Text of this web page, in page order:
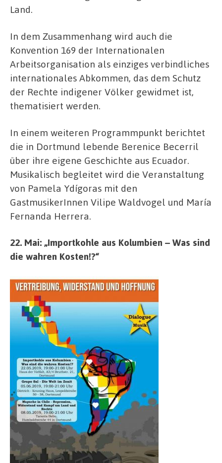
Land.
In dem Zusammenhang wird auch die
Konvention 169 der Internationalen
Arbeitsorganisation als einziges verbindliches
internationales Abkommen, das dem Schutz
der Rechte indigener Völker gewidmet ist,
thematisiert werden.
In einem weiteren Programmpunkt berichtet
die in Dortmund lebende Berenice Becerril
über ihre eigene Geschichte aus Ecuador.
Musikalisch begleitet wird die Veranstaltung
von Pamela Ydígoras mit den
GastmusikerInnen Vilipe Waldvogel und María
Fernanda Herrera.
22. Mai: „Importkohle aus Kolumbien – Was sind
die wahren Kosten!?“